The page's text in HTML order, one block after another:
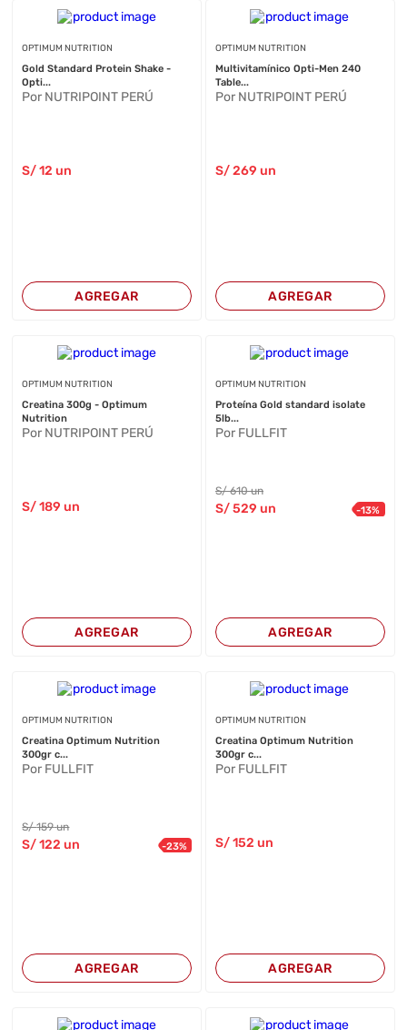
OPTIMUM NUTRITION
Gold Standard Protein Shake -
Opti...
Por NUTRIPOINT PERÚ
S/12 un
AGREGAR
OPTIMUM NUTRITION
Multivitamínico Opti-Men 240
Table...
Por NUTRIPOINT PERÚ
S/269 un
AGREGAR
OPTIMUM NUTRITION
Creatina 300g - Optimum
Nutrition
Por NUTRIPOINT PERÚ
S/189 un
AGREGAR
OPTIMUM NUTRITION
Proteína Gold standard isolate
5lb...
Por FULLFIT
S/610 un
S/529 un -13%
AGREGAR
OPTIMUM NUTRITION
Creatina Optimum Nutrition
300gr c...
Por FULLFIT
S/159 un
S/122 un -23%
AGREGAR
OPTIMUM NUTRITION
Creatina Optimum Nutrition
300gr c...
Por FULLFIT
S/152 un
AGREGAR